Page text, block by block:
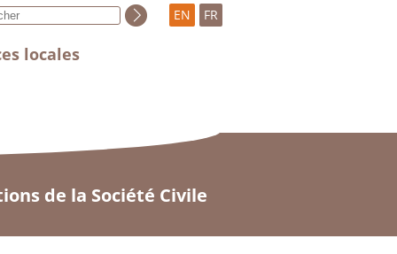
locales
EN FR
de la Société Civile